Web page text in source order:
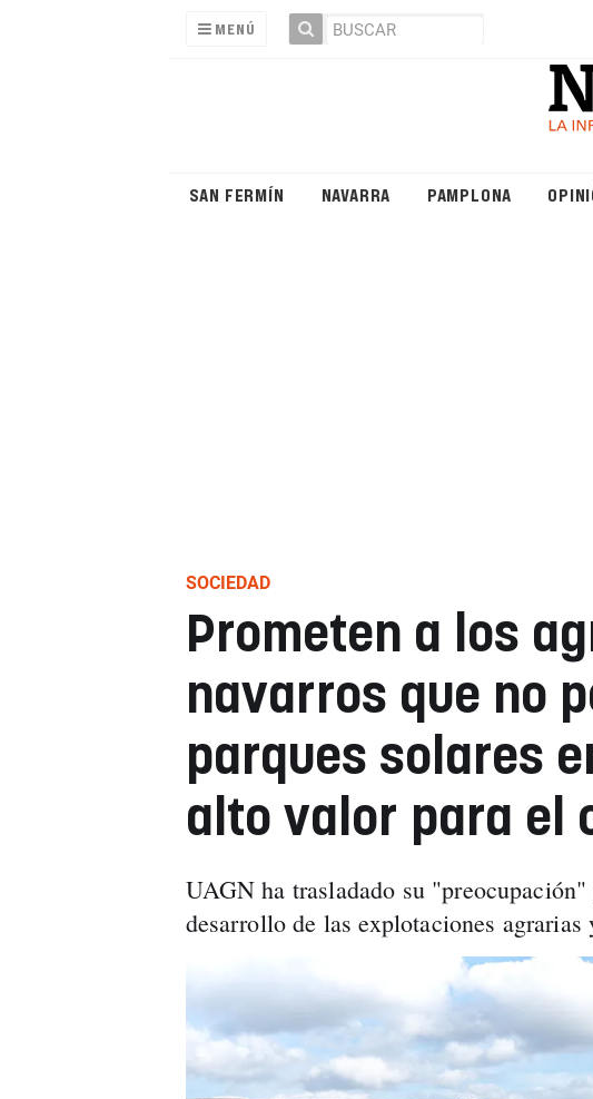
MENÚ
SAN FERMÍN NAVARRA PAMPLONA
SOCIEDAD
Prometen a los
navarros que no
parques solares
alto valor para el
UAGN ha trasladado su
desarrollo de las explotaciones